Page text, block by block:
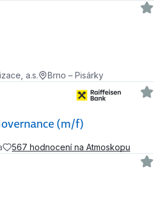
a.s.
Brno – Pisárky
(m/f)
567 hodnocení na Atmoskopu